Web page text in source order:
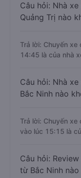
Câu hỏi: Nhà
Quảng Trị nào
Trả lời: Chuyến
14:45 là của nhà
Câu hỏi: Nhà
Bắc Ninh nào
Trả lời: Chuyến
vào lúc 15:15 là
Câu hỏi:
từ Bắc Ninh